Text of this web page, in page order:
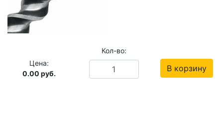
Цена:
0.00 руб.
Кол-во:
В корзину